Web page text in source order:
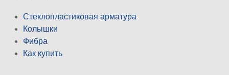
Стеклопластиковая арматура
Колышки
Фибра
Как купить